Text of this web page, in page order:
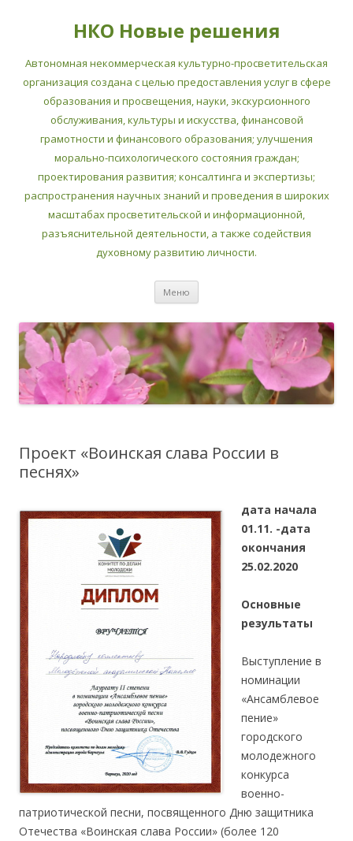
НКО Новые решения
Автономная некоммерческая культурно-просветительская
организация создана с целью предоставления услуг в сфере
образования и просвещения, науки, экскурсионного
обслуживания, культуры и искусства, финансовой
грамотности и финансового образования; улучшения
морально-психологического состояния граждан;
проектирования развития; консалтинга и экспертизы;
распространения научных знаний и проведения в широких
масштабах просветительской и информационной,
разъяснительной деятельности, а также содействия
духовному развитию личности.
Меню
Проект «Воинская слава России в
песнях»
дата начала
01.11. -дата
окончания
25.02.2020
Основные
результаты
Выступление в
номинации
«Ансамблевое
пение»
городского
молодежного
конкурса
военно-
патриотической песни, посвященного Дню защитника
Отечества «Воинская слава России» (более 120